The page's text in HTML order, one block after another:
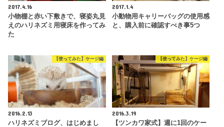
2017.4.16
小物棚と赤い下敷きで、寝姿丸見
えのハリネズミ用寝床を作ってみ
た
2017.1.4
小動物用キャリーバッグの使用感
と、購入前に確認すべき事5つ
【使ってみた】ケージ編
2016.2.13
ハリネズミブログ、はじめまし
【使ってみた】ケージ編
2016.3.19
【ツンカワ家式】週に1回のケー